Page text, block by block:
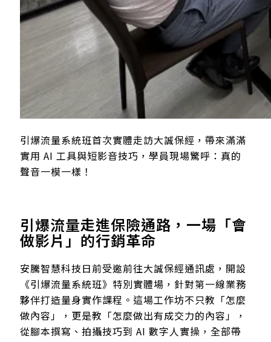
引爆流量系統班首次實體走訪大誠保經，帶來滿滿
實用 AI 工具與短影音技巧，學員現場驚呼：真的
聲音一模一樣！
引爆流量走進保險通路，一場「會
做影片」的行銷革命
安騰智慧科技日前受邀前往大誠保經通訊處，開設
《引爆流量系統班》特別實體場，針對第一線業務
夥伴打造量身實作課程。這場工作坊不只教「怎麼
做內容」，更是教「怎麼做出有成交力的內容」，
從腳本撰寫、拍攝技巧到 AI 數字人實操，全部帶